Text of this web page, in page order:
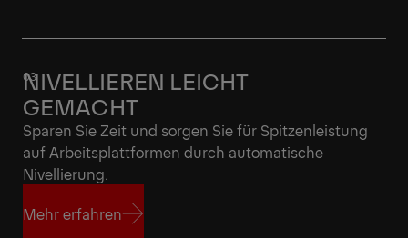
NIVELLIEREN LEICHT
GEMACHT
Sparen Sie Zeit und sorgen Sie für Spitzenleistung
auf Arbeitsplattformen durch automatische
Nivellierung.
Mehr erfahren